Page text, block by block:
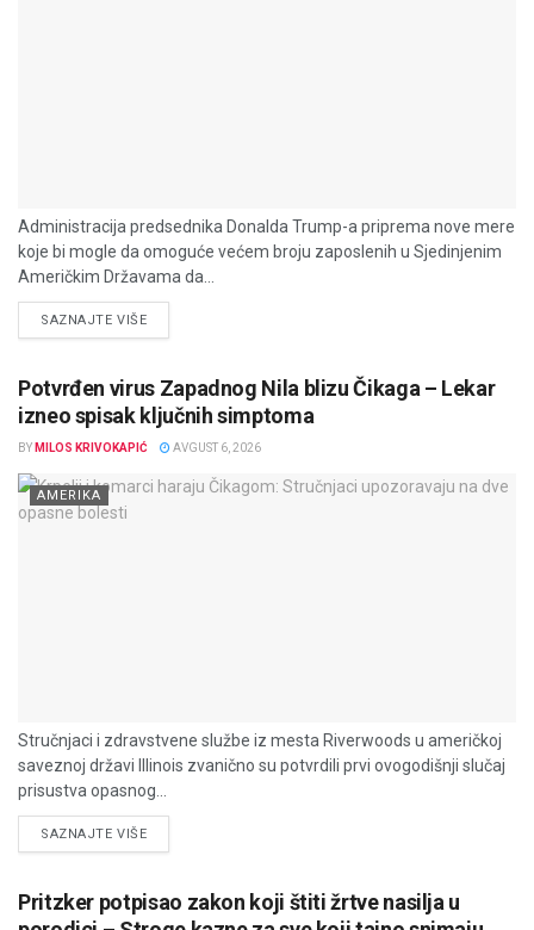
Administracija predsednika Donalda Trump-a priprema nove mere
koje bi mogle da omoguće većem broju zaposlenih u Sjedinjenim
Američkim Državama da...
SAZNAJTE VIŠEDETAILS
Potvrđen virus Zapadnog Nila blizu Čikaga – Lekar
izneo spisak ključnih simptoma
BY MILOS KRIVOKAPIĆ AVGUST 6, 2026
AMERIKA
Stručnjaci i zdravstvene službe iz mesta Riverwoods u američkoj
saveznoj državi Illinois zvanično su potvrdili prvi ovogodišnji slučaj
prisustva opasnog...
SAZNAJTE VIŠEDETAILS
Pritzker potpisao zakon koji štiti žrtve nasilja u